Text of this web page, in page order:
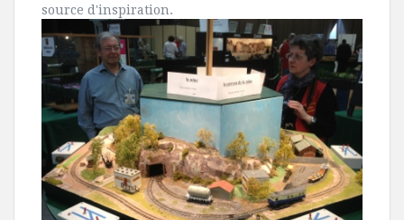
source d'inspiration.